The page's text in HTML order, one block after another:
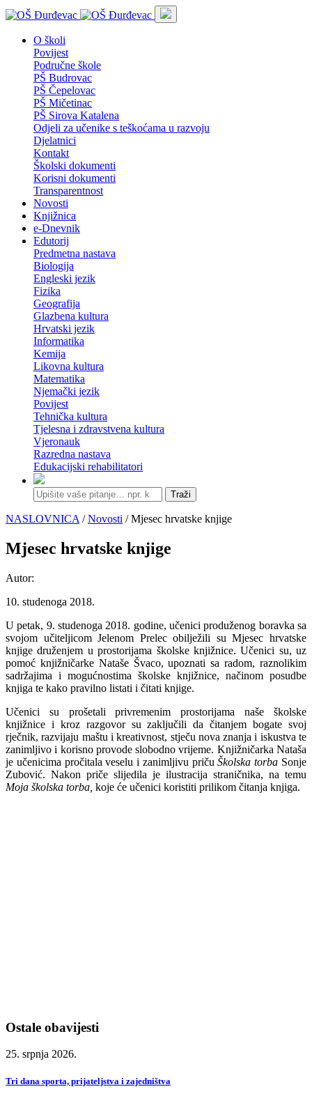
O školi
Povijest
Područne škole
PŠ Budrovac
PŠ Čepelovac
PŠ Mičetinac
PŠ Sirova Katalena
Odjeli za učenike s teškoćama u razvoju
Djelatnici
Kontakt
Školski dokumenti
Korisni dokumenti
Transparentnost
Novosti
Knjižnica
e-Dnevnik
Edutorij
Predmetna nastava
Biologija
Engleski jezik
Fizika
Geografija
Glazbena kultura
Hrvatski jezik
Informatika
Kemija
Likovna kultura
Matematika
Njemački jezik
Povijest
Tehnička kultura
Tjelesna i zdravstvena kultura
Vjeronauk
Razredna nastava
Edukacijski rehabilitatori
Traži
NASLOVNICA /Novosti / Mjesec hrvatske knjige
Mjesec hrvatske knjige
Autor:
10. studenoga 2018.
U petak, 9. studenoga 2018. godine, učenici produženog boravka sa
svojom učiteljicom Jelenom Prelec obilježili su Mjesec hrvatske
knjige druženjem u prostorijama školske knjižnice. Učenici su, uz
pomoć knjižničarke Nataše Švaco, upoznati sa radom, raznolikim
sadržajima i mogućnostima školske knjižnice, načinom posudbe
knjiga te kako pravilno listati i čitati knjige.
Učenici su prošetali privremenim prostorijama naše školske
knjižnice i kroz razgovor su zaključili da čitanjem bogate svoj
rječnik, razvijaju maštu i kreativnost, stječu nova znanja i iskustva te
zanimljivo i korisno provode slobodno vrijeme. Knjižničarka Nataša
je učenicima pročitala veselu i zanimljivu pričuŠkolska torba Sonje
Zubović. Nakon priče slijedila je ilustracija straničnika, na temu
Moja školska torba, koje će učenici koristiti prilikom čitanja knjiga.
Ostale obavijesti
25. srpnja 2026.
Tri dana sporta, prijateljstva i zajedništva